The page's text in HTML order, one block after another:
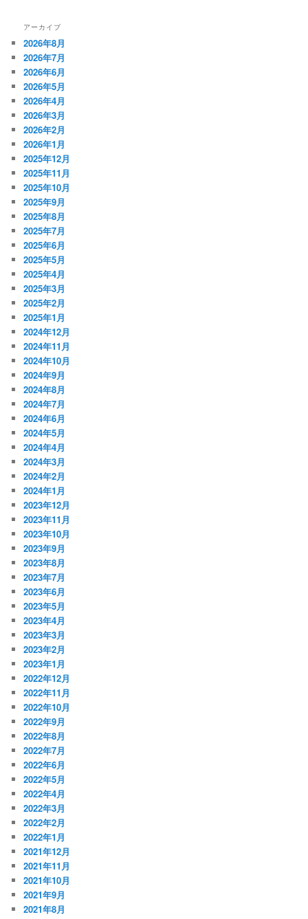
アーカイブ
2026年8月
2026年7月
2026年6月
2026年5月
2026年4月
2026年3月
2026年2月
2026年1月
2025年12月
2025年11月
2025年10月
2025年9月
2025年8月
2025年7月
2025年6月
2025年5月
2025年4月
2025年3月
2025年2月
2025年1月
2024年12月
2024年11月
2024年10月
2024年9月
2024年8月
2024年7月
2024年6月
2024年5月
2024年4月
2024年3月
2024年2月
2024年1月
2023年12月
2023年11月
2023年10月
2023年9月
2023年8月
2023年7月
2023年6月
2023年5月
2023年4月
2023年3月
2023年2月
2023年1月
2022年12月
2022年11月
2022年10月
2022年9月
2022年8月
2022年7月
2022年6月
2022年5月
2022年4月
2022年3月
2022年2月
2022年1月
2021年12月
2021年11月
2021年10月
2021年9月
2021年8月